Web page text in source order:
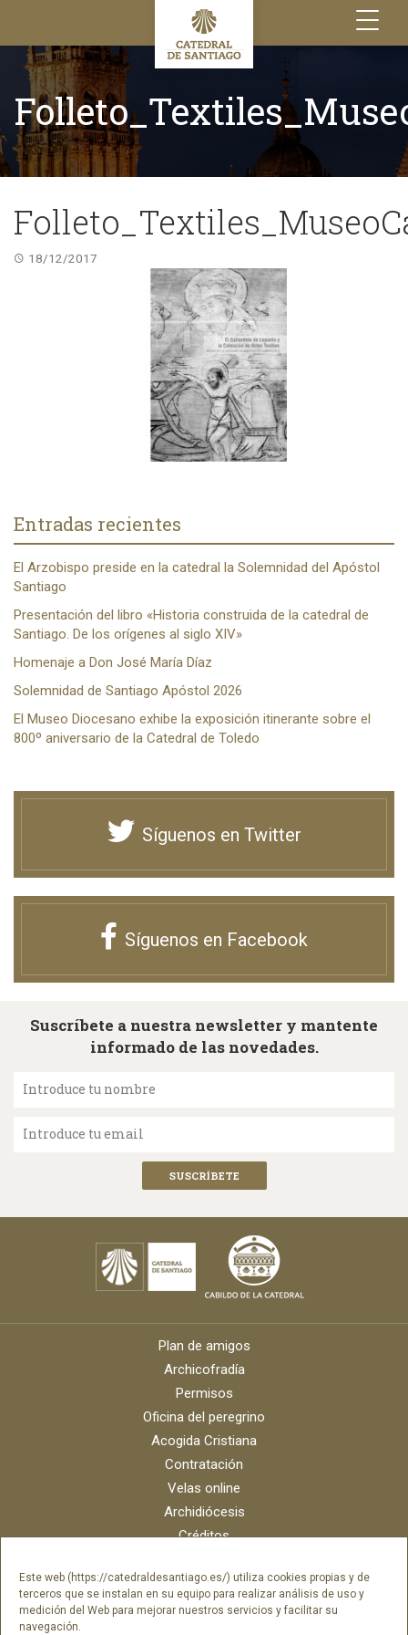
Este web (https://catedraldesantiago.es/) utiliza cookies propias y de
terceros que se instalan en su equipo para realizar análisis de uso y
medición del Web para mejorar nuestros servicios y facilitar su
navegación.
Toggle
navigation
18/12/2017
Entradas recientes
El Arzobispo preside en la catedral la Solemnidad del Apóstol
Santiago
Presentación del libro «Historia construida de la catedral de
Santiago. De los orígenes al siglo XIV»
Homenaje a Don José María Díaz
Solemnidad de Santiago Apóstol 2026
El Museo Diocesano exhibe la exposición itinerante sobre el
800º aniversario de la Catedral de Toledo
Síguenos en Twitter
Síguenos en Facebook
Suscríbete a nuestra newsletter y mantente
informado de las novedades.
Introduce tu nombre
Introduce tu email
Plan de amigos
Archicofradía
Permisos
Oficina del peregrino
Acogida Cristiana
Contratación
Velas online
Archidiócesis
Créditos
Contacto
Portal del empleado SAMI Catedral